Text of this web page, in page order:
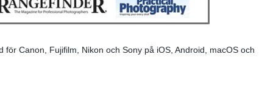
Canon, Fujifilm, Nikon och Sony på iOS, Android, macOS och